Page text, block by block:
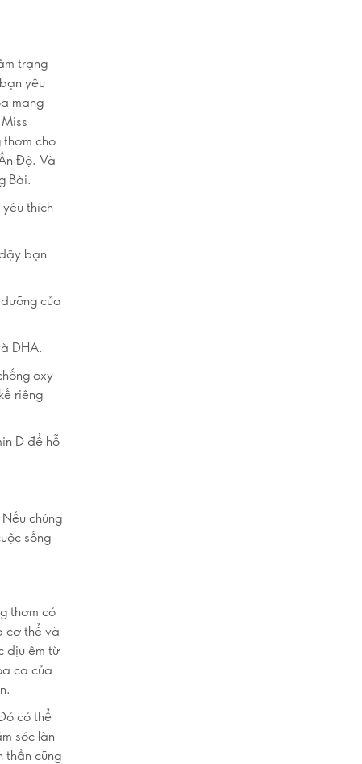
trạng
yêu
mang
cho
Độ. Và
Bài.
thích
bạn
của
DHA.
oxy
riêng
D để hỗ
chúng
sống
thơm có
cơ thể và
dịu êm từ
ca của
có thể
sóc làn
thần cũng